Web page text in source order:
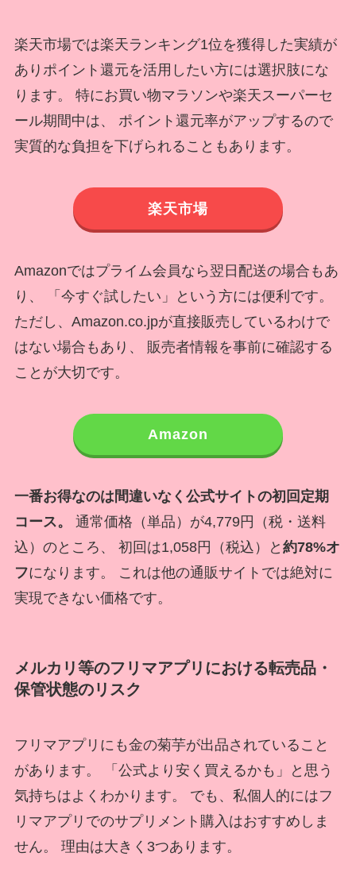
楽天市場では楽天ランキング1位を獲得した実績が
ありポイント還元を活用したい方には選択肢にな
ります。 特にお買い物マラソンや楽天スーパーセ
ール期間中は、 ポイント還元率がアップするので
実質的な負担を下げられることもあります。
楽天市場
Amazonではプライム会員なら翌日配送の場合もあ
り、 「今すぐ試したい」という方には便利です。
ただし、Amazon.co.jpが直接販売しているわけで
はない場合もあり、 販売者情報を事前に確認する
ことが大切です。
Amazon
一番お得なのは間違いなく公式サイトの初回定期
コース。
通常価格（単品）が4,779円（税・送料
込）のところ、 初回は1,058円（税込）と 約78%オ
フになります。 これは他の通販サイトでは絶対に
実現できない価格です。
メルカリ等のフリマアプリにおける転売品・
保管状態のリスク
フリマアプリにも金の菊芋が出品されていること
があります。 「公式より安く買えるかも」と思う
気持ちはよくわかります。 でも、私個人的にはフ
リマアプリでのサプリメント購入はおすすめしま
せん。 理由は大きく3つあります。